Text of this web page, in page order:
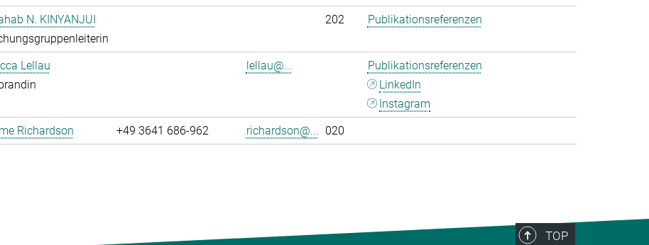
N. KINYANJUI
202 Publikationsreferenzen
Lellau
lellau@...
Publikationsreferenzen
LinkedIn
Instagram
Richardson
+49 3641 686-962 richardson@... 020
TOP